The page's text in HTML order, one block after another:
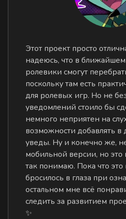
Этот проект просто
надеюсь, что в
ролевики смогут
поскольку там есть
для ролевых игр. Но не
уведомлений стоило бы
немного неприятен на
возможности добавлять в
уведы. Ну и конечно же,
мобильной версии, но это
так понимаю. Пока что это
бросилось в глаза при
остальном мне всё
следить за развитием
✨